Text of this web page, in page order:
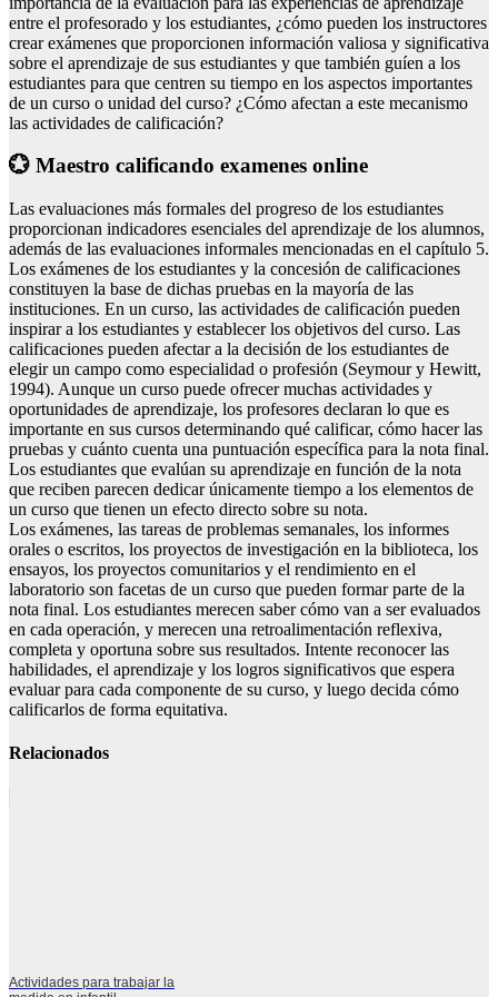
entre el profesorado y los estudiantes, ¿cómo pueden los instructores
crear exámenes que proporcionen información valiosa y significativa
sobre el aprendizaje de sus estudiantes y que también guíen a los
estudiantes para que centren su tiempo en los aspectos importantes
de un curso o unidad del curso? ¿Cómo afectan a este mecanismo
las actividades de calificación?
💮 Maestro calificando examenes online
Las evaluaciones más formales del progreso de los estudiantes
proporcionan indicadores esenciales del aprendizaje de los alumnos,
además de las evaluaciones informales mencionadas en el capítulo 5.
Los exámenes de los estudiantes y la concesión de calificaciones
constituyen la base de dichas pruebas en la mayoría de las
instituciones. En un curso, las actividades de calificación pueden
inspirar a los estudiantes y establecer los objetivos del curso. Las
calificaciones pueden afectar a la decisión de los estudiantes de
elegir un campo como especialidad o profesión (Seymour y Hewitt,
1994). Aunque un curso puede ofrecer muchas actividades y
oportunidades de aprendizaje, los profesores declaran lo que es
importante en sus cursos determinando qué calificar, cómo hacer las
pruebas y cuánto cuenta una puntuación específica para la nota final.
Los estudiantes que evalúan su aprendizaje en función de la nota
que reciben parecen dedicar únicamente tiempo a los elementos de
un curso que tienen un efecto directo sobre su nota.
Los exámenes, las tareas de problemas semanales, los informes
orales o escritos, los proyectos de investigación en la biblioteca, los
ensayos, los proyectos comunitarios y el rendimiento en el
laboratorio son facetas de un curso que pueden formar parte de la
nota final. Los estudiantes merecen saber cómo van a ser evaluados
en cada operación, y merecen una retroalimentación reflexiva,
completa y oportuna sobre sus resultados. Intente reconocer las
habilidades, el aprendizaje y los logros significativos que espera
evaluar para cada componente de su curso, y luego decida cómo
calificarlos de forma equitativa.
Relacionados
Actividades para trabajar la